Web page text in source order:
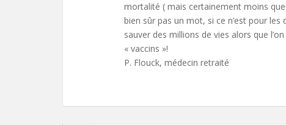
mortalité ( mais certainement moins
bien sûr pas un mot, si ce n’est pour
sauver des millions de vies alors que
« vaccins »!
P. Flouck, médecin retraité